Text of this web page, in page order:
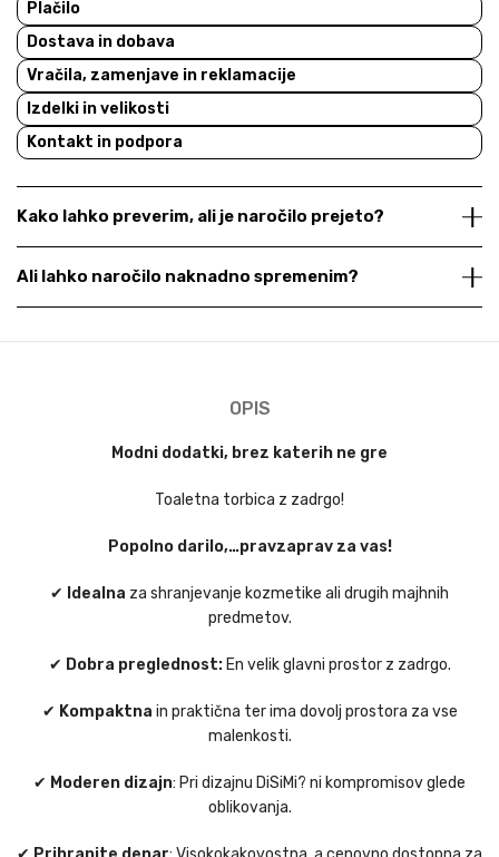
Plačilo
Dostava in dobava
Vračila, zamenjave in reklamacije
Izdelki in velikosti
Kontakt in podpora
Kako lahko preverim, ali je naročilo prejeto?
Ali lahko naročilo naknadno spremenim?
OPIS
Modni dodatki, brez katerih ne gre
Toaletna torbica z zadrgo!
Popolno darilo,…pravzaprav za vas!
✔ Idealna za shranjevanje kozmetike ali drugih majhnih
predmetov.
✔ Dobra preglednost: En velik glavni prostor z zadrgo.
✔ Kompaktna in praktična ter ima dovolj prostora za vse
malenkosti.
✔ Moderen dizajn: Pri dizajnu DiSiMi? ni kompromisov glede
oblikovanja.